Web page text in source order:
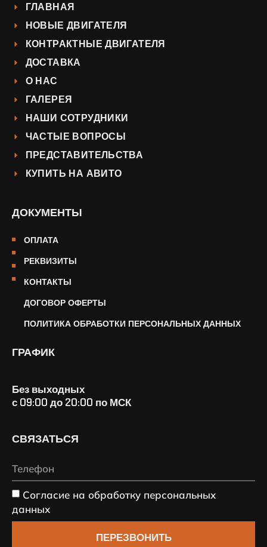
ГЛАВНАЯ
НОВЫЕ ДВИГАТЕЛЯ
КОНТРАКТНЫЕ ДВИГАТЕЛЯ
ДОСТАВКА
О НАС
ГАЛЕРЕЯ
НАШИ СОТРУДНИКИ
ЧАСТЫЕ ВОПРОСЫ
ПРЕДСТАВИТЕЛЬСТВА
КУПИТЬ НА АВИТО
ДОКУМЕНТЫ
ОПЛАТА
РЕКВИЗИТЫ
КОНТАКТЫ
ДОГОВОР ОФЕРТЫ
ПОЛИТИКА ОБРАБОТКИ ПЕРСОНАЛЬНЫХ ДАННЫХ
ГРАФИК
Без выходных
с 09:00 до 20:00 по МСК
СВЯЗАТЬСЯ
Согласие на обработку персональных
данных
ПЕРЕЗВОНИТЬ